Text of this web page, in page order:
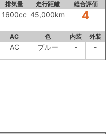
排気量 走行距離 総合評価
1600cc 45,000km 4
AC 色 内装 外装
AC ブルー - -